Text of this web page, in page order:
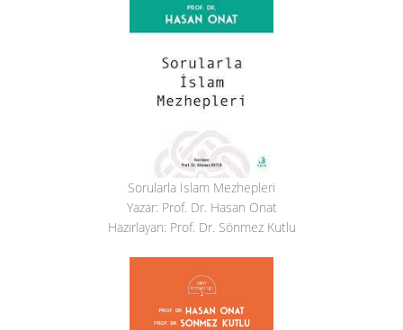
Sorularla İslam Mezhepleri
Yazar: Prof. Dr. Hasan Onat
Hazırlayan: Prof. Dr. Sönmez Kutlu